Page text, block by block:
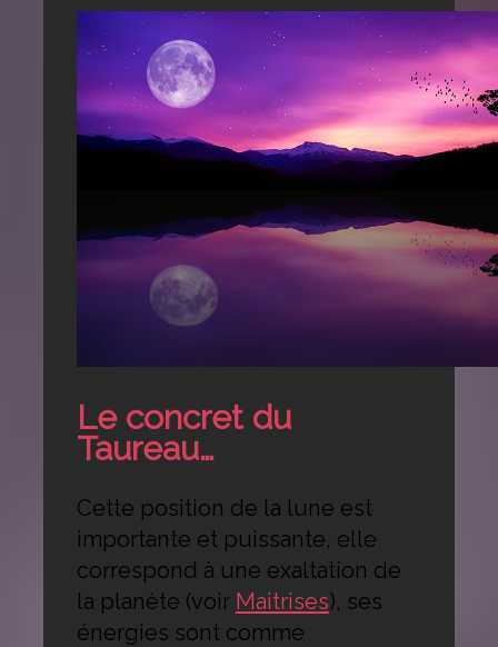
Le concret du
Taureau…
Cette position de la lune est
importante et puissante, elle
correspond à une exaltation de
la planète (voir Maitrises), ses
énergies sont comme